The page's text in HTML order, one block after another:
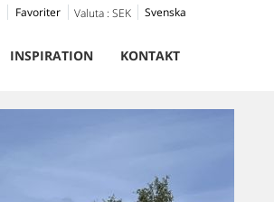
Svenska
Valuta : SEK
Favoriter
INSPIRATION KONTAKT